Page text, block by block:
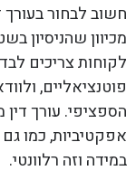
חשוב לבחור בעורך
מכיוון שהניסיון
לקוחות צריכים
פוטנציאליים,
הספציפי. עורך
אפקטיביות, כמו גם
במידה וזה רלוונטי.